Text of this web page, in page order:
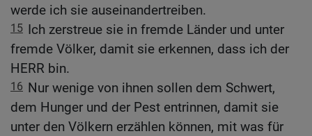
werde ich sie auseinandertreiben.
15 Ich zerstreue sie in fremde Länder und unter
fremde Völker, damit sie erkennen, dass ich der
HERR bin.
16 Nur wenige von ihnen sollen dem Schwert,
dem Hunger und der Pest entrinnen, damit sie
unter den Völkern erzählen können, mit was für